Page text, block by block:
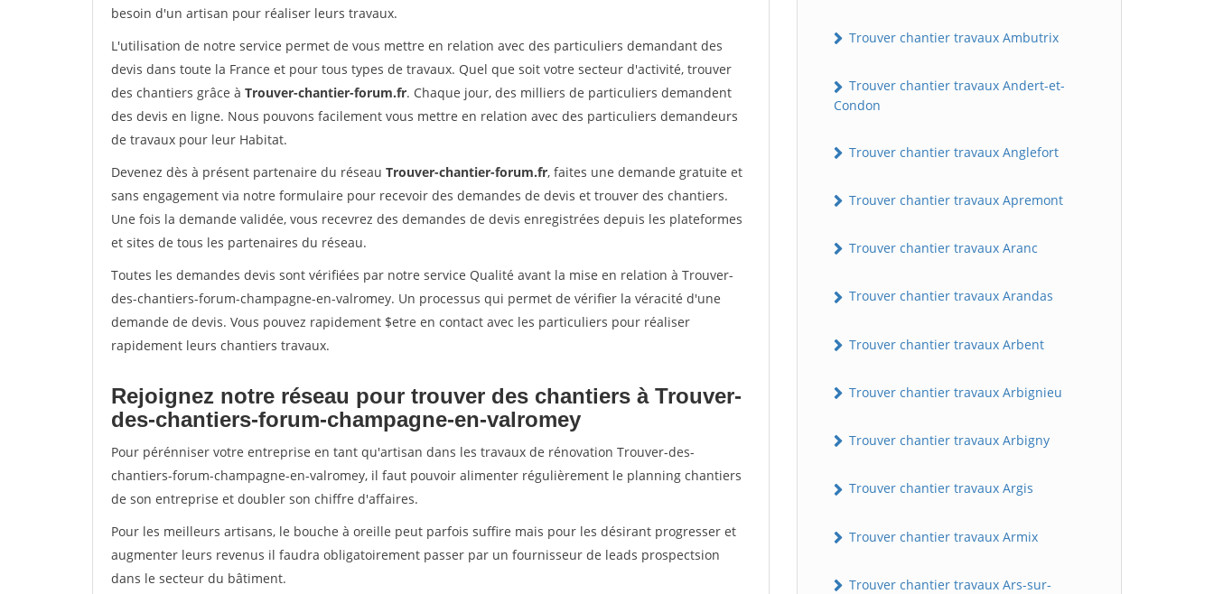
besoin d'un artisan pour réaliser leurs travaux.
L'utilisation de notre service permet de vous mettre en relation avec des particuliers demandant des
devis dans toute la France et pour tous types de travaux. Quel que soit votre secteur d'activité, trouver
des chantiers grâce à Trouver-chantier-forum.fr. Chaque jour, des milliers de particuliers demandent
des devis en ligne. Nous pouvons facilement vous mettre en relation avec des particuliers demandeurs
de travaux pour leur Habitat.
Devenez dès à présent partenaire du réseau Trouver-chantier-forum.fr, faites une demande gratuite et
sans engagement via notre formulaire pour recevoir des demandes de devis et trouver des chantiers.
Une fois la demande validée, vous recevrez des demandes de devis enregistrées depuis les plateformes
et sites de tous les partenaires du réseau.
Toutes les demandes devis sont vérifiées par notre service Qualité avant la mise en relation à Trouver-
des-chantiers-forum-champagne-en-valromey. Un processus qui permet de vérifier la véracité d'une
demande de devis. Vous pouvez rapidement $etre en contact avec les particuliers pour réaliser
rapidement leurs chantiers travaux.
Rejoignez notre réseau pour trouver des chantiers à Trouver-
des-chantiers-forum-champagne-en-valromey
Pour pérénniser votre entreprise en tant qu'artisan dans les travaux de rénovation Trouver-des-
chantiers-forum-champagne-en-valromey, il faut pouvoir alimenter régulièrement le planning chantiers
de son entreprise et doubler son chiffre d'affaires.
Pour les meilleurs artisans, le bouche à oreille peut parfois suffire mais pour les désirant progresser et
augmenter leurs revenus il faudra obligatoirement passer par un fournisseur de leads prospectsion
dans le secteur du bâtiment.
Trouver chantier travaux Ambutrix
Trouver chantier travaux Andert-et-
Condon
Trouver chantier travaux Anglefort
Trouver chantier travaux Apremont
Trouver chantier travaux Aranc
Trouver chantier travaux Arandas
Trouver chantier travaux Arbent
Trouver chantier travaux Arbignieu
Trouver chantier travaux Arbigny
Trouver chantier travaux Argis
Trouver chantier travaux Armix
Trouver chantier travaux Ars-sur-